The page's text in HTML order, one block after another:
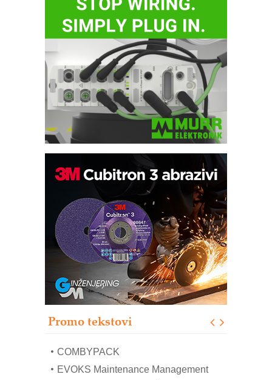
Promo tekstovi
Bezbednost na prvom mestu!
IB BLUMENAUER - više od 40 godina
poverenja u industriji
RMQ-TITAN ADVANCED INDICATOR
– Pametna signalizacija za efikasnije
upravljanje mašinama
Sigurnije ispitivanje transformatora u
solarnim elektranama i vetroparkovima
Pranje točkova na gradilištu- standard
modernog i odgovornog građenja
mrežnog pretvarača sa tečnim
COMBYPACK
EVOKS Maintenance Management